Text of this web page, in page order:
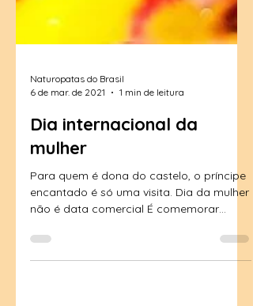
6 de mar. de 2021
1 min de leitura
Dia internacional da
mulher
Para quem é dona do castelo, o príncipe
não é data comercial É comemorar